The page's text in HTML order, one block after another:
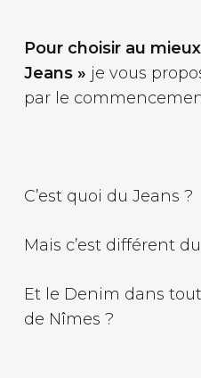
Pour choisir au
Jeans » je vous
par le
C’est quoi du Jeans ?
Mais c’est différent
Et le Denim dans
de Nîmes ?